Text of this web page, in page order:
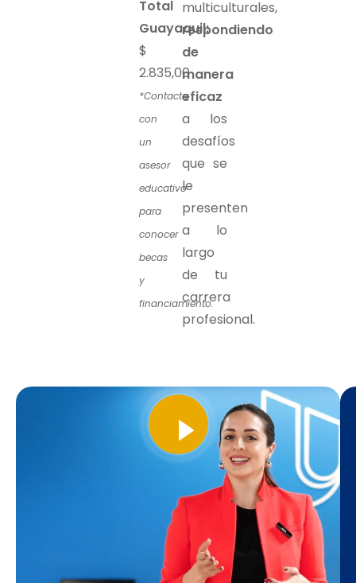
Total
Guayaquil:
$
2.835,00
*Contacta
con
un
asesor
educativo
para
conocer
becas
y
financiamiento.
multiculturales,
respondiendo
de
manera
eficaz
a los
desafíos
que se
le
presenten
a lo
largo
de tu
carrera
profesional.